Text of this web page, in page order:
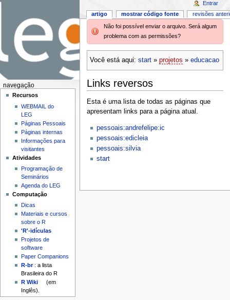
Não foi possível enviar o arquivo. Será algum
problema com as permissões?
Você está aqui: start» projetos » educacao
Links reversos
Esta é uma lista de todas as páginas que
apresentam links para a página atual.
pessoais:andrefelipe:ic
pessoais:edicleia
pessoais:silvia
start
artigo mostrar código fonte revisões
Entrar
navegação
Recursos
WEBMAIL do
LEG
Páginas Pessoais
Páginas internas
Informações para
visitantes
Atividades
Programação de
Seminários
Agenda do LEG
Computação
Dicas
Materiais e cursos
sobre o R
'R'-idículas
Projetos de
software
Paper Companions
R-br: a lista
Brasileira do R
R Wiki
(em
Inglês).